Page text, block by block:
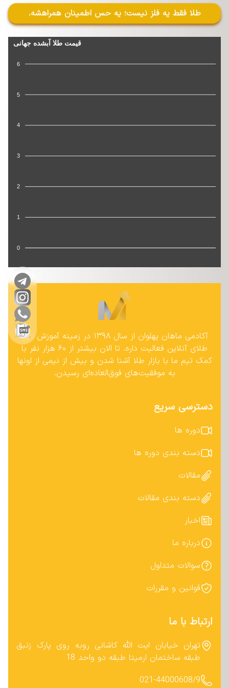
طلا فقط یه فلز نیست؛ یه حس اطمینان همراهشه.
قیمت طلا آبشده جهانی
6
5
4
3
2
1
0
آکادمی ماهان پهلوان از سال ۱۳۹۸ در زمینه آموزش بازار
طلای آنلاین فعالیت داره. تا الان بیشتر از ۶۰ هزار نفر با
کمک تیم ما با بازار طلا آشنا شدن و بیش از نیمی از اونها
به موفقیت‌های فوق‌العاده‌ای رسیدن.
دسترسی سریع
دوره ها
دسته بندی دوره ها
مقالات
دسته بندی مقالات
اخبار
درباره ما
سوالات متداول
قوانین و مقررات
ارتباط با ما
تهران خیابان ایت الله کاشانی روبه روی پارک زنبق
طبقه ساختمان ارمیتا طبقه دو واحد 18
021-44000608/9